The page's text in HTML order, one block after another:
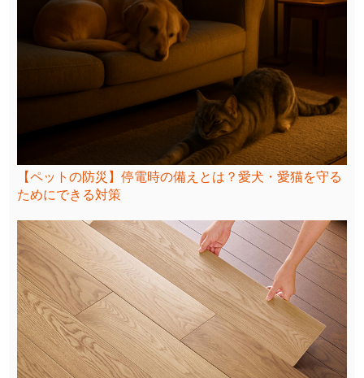
【ペットの防災】停電時の備えとは？愛犬・愛猫を守る
ためにできる対策